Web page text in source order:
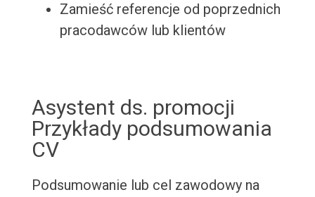
Zamieść referencje od poprzednich
pracodawców lub klientów
Asystent ds. promocji
Przykłady podsumowania
CV
Podsumowanie lub cel zawodowy na